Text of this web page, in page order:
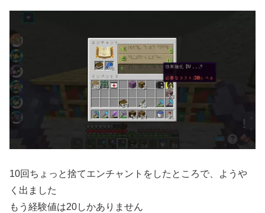
10回ちょっと捨てエンチャントをしたところで、ようや
く出ました
もう経験値は20しかありません